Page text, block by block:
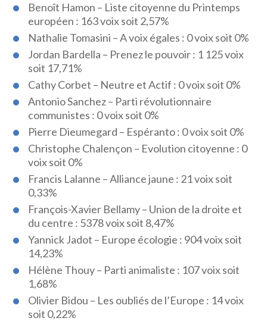
Benoît Hamon – Liste citoyenne du Printemps
européen : 163 voix soit 2,57%
Nathalie Tomasini – A voix égales : 0 voix soit 0%
Jordan Bardella – Prenez le pouvoir : 1 125 voix
soit 17,71%
Cathy Corbet – Neutre et Actif : 0 voix soit 0%
Antonio Sanchez – Parti révolutionnaire
communistes : 0 voix soit 0%
Pierre Dieumegard – Espéranto : 0 voix soit 0%
Christophe Chalençon – Evolution citoyenne : 0
voix soit 0%
Francis Lalanne – Alliance jaune : 21 voix soit
0,33%
François-Xavier Bellamy – Union de la droite et
du centre : 5378 voix soit 8,47%
Yannick Jadot – Europe écologie : 904 voix soit
14,23%
Hélène Thouy – Parti animaliste : 107 voix soit
1,68%
Olivier Bidou – Les oubliés de l’Europe : 14 voix
soit 0,22%